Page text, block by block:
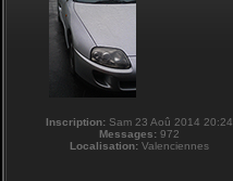
Inscription: Sam 23 Aoû 2014 20:24
Messages: 972
Localisation: Valenciennes